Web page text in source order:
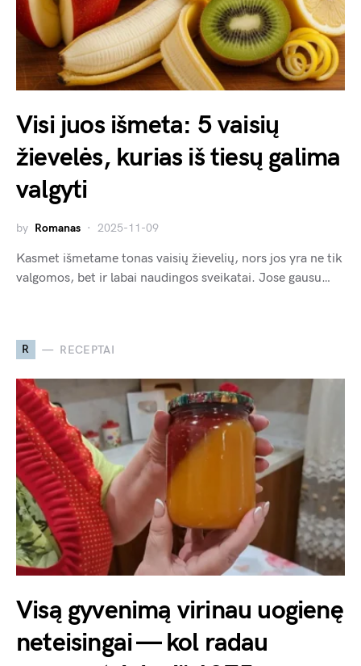
Visi juos išmeta: 5 vaisių
žievelės, kurias iš tiesų galima
valgyti
by Romanas 2025-11-09
Kasmet išmetame tonas vaisių žievelių, nors jos yra ne tik
valgomos, bet ir labai naudingos sveikatai. Jose gausu…
R RECEPTAI
Visą gyvenimą virinau uogienę
neteisingai — kol radau